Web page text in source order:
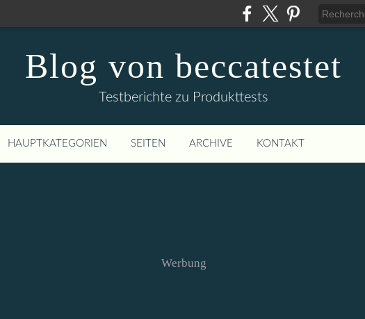
Blog von beccatestet
Testberichte zu Produkttests
HAUPTKATEGORIEN SEITEN ARCHIVE KONTAKT
Werbung